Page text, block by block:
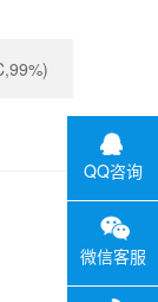
QQ咨询
微信客服